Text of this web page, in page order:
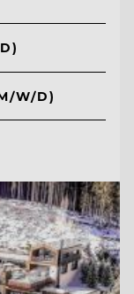
W/D)